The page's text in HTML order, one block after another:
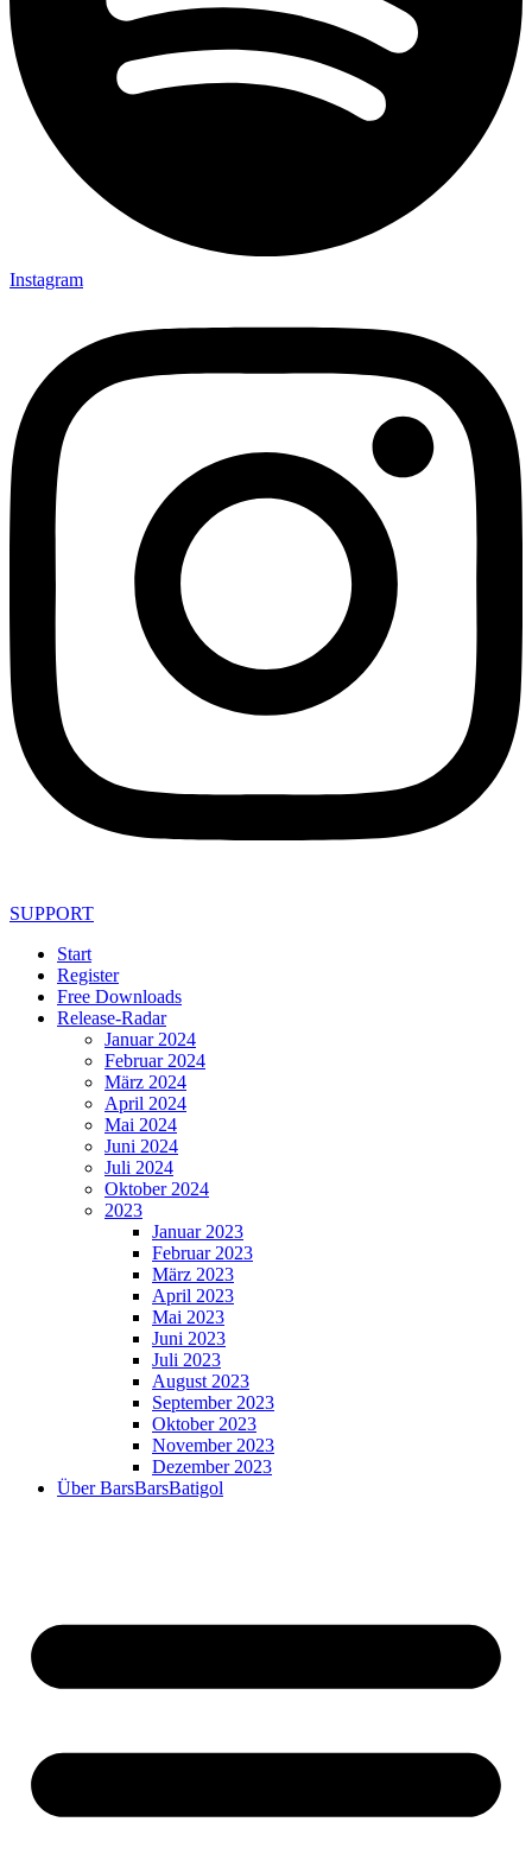
Instagram
SUPPORT
Start
Register
Free Downloads
Release-Radar
Januar 2024
Februar 2024
März 2024
April 2024
Mai 2024
Juni 2024
Juli 2024
Oktober 2024
2023
Januar 2023
Februar 2023
März 2023
April 2023
Mai 2023
Juni 2023
Juli 2023
August 2023
September 2023
Oktober 2023
November 2023
Dezember 2023
Über BarsBarsBatigol